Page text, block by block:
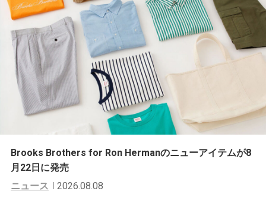
Brooks Brothers for Ron Hermanのニューアイテムが8
月22日に発売
ニュース
2026.08.08